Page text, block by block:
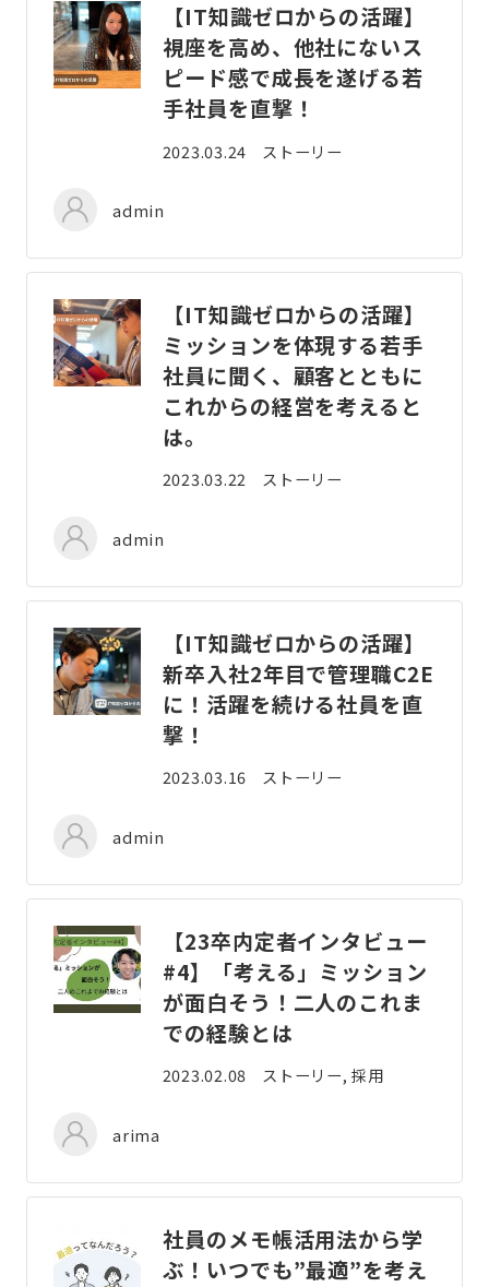
【IT知識ゼロからの活躍】
視座を高め、他社にないス
ピード感で成長を遂げる若
手社員を直撃！
2023.03.24 ストーリー
admin
【IT知識ゼロからの活躍】
ミッションを体現する若手
社員に聞く、顧客とともに
これからの経営を考えると
は。
2023.03.22 ストーリー
admin
【IT知識ゼロからの活躍】
新卒入社2年目で管理職C2E
に！活躍を続ける社員を直
撃！
2023.03.16 ストーリー
admin
【23卒内定者インタビュー
#4】「考える」ミッション
が面白そう！二人のこれま
での経験とは
2023.02.08 ストーリー, 採用
arima
社員のメモ帳活用法から学
ぶ！いつでも”最適”を考え